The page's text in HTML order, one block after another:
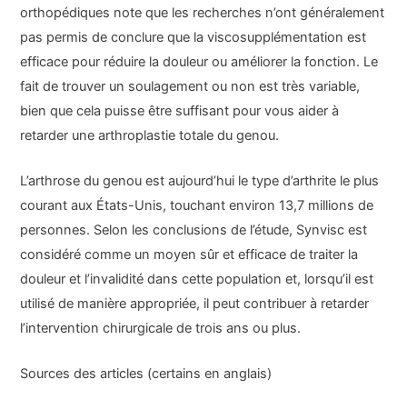
orthopédiques note que les recherches n’ont généralement
pas permis de conclure que la viscosupplémentation est
efficace pour réduire la douleur ou améliorer la fonction. Le
fait de trouver un soulagement ou non est très variable,
bien que cela puisse être suffisant pour vous aider à
retarder une arthroplastie totale du genou.
L’arthrose du genou est aujourd’hui le type d’arthrite le plus
courant aux États-Unis, touchant environ 13,7 millions de
personnes. Selon les conclusions de l’étude, Synvisc est
considéré comme un moyen sûr et efficace de traiter la
douleur et l’invalidité dans cette population et, lorsqu’il est
utilisé de manière appropriée, il peut contribuer à retarder
l’intervention chirurgicale de trois ans ou plus.
Sources des articles (certains en anglais)